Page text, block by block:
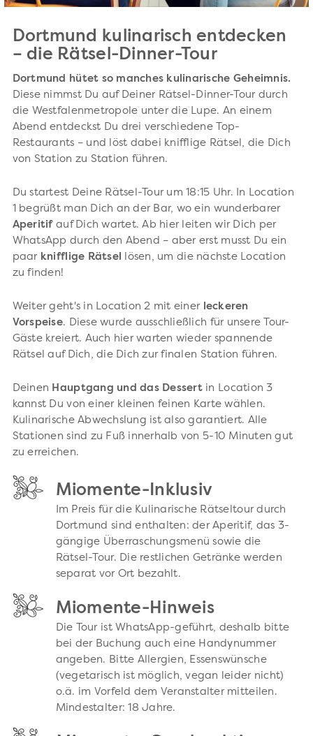
Dortmund kulinarisch entdecken
– die Rätsel-Dinner-Tour
Dortmund hütet so manches kulinarische Geheimnis.
Diese nimmst Du auf Deiner Rätsel-Dinner-Tour durch
die Westfalenmetropole unter die Lupe. An einem
Abend entdeckst Du drei verschiedene Top-
Restaurants – und löst dabei knifflige Rätsel, die Dich
von Station zu Station führen.
Du startest Deine Rätsel-Tour um 18:15 Uhr. In Location
1 begrüßt man Dich an der Bar, wo ein wunderbarer
Aperitifauf Dich wartet. Ab hier leiten wir Dich per
WhatsApp durch den Abend – aber erst musst Du ein
paar knifflige Rätsel lösen, um die nächste Location
zu finden!
Weiter geht's in Location 2 mit einer leckeren
Vorspeise. Diese wurde ausschließlich für unsere Tour-
Gäste kreiert. Auch hier warten wieder spannende
Rätsel auf Dich, die Dich zur finalen Station führen.
Deinen Hauptgang und das Dessertin Location 3
kannst Du von einer kleinen feinen Karte wählen.
Kulinarische Abwechslung ist also garantiert. Alle
Stationen sind zu Fuß innerhalb von 5-10 Minuten gut
zu erreichen.
Miomente-Inklusiv
Im Preis für die Kulinarische Rätseltour durch
Dortmund sind enthalten: der Aperitif, das 3-
gängige Überraschungsmenü sowie die
Rätsel-Tour. Die restlichen Getränke werden
separat vor Ort bezahlt.
Miomente-Hinweis
Die Tour ist WhatsApp-geführt, deshalb bitte
bei der Buchung auch eine Handynummer
angeben. Bitte Allergien, Essenswünsche
(vegetarisch ist möglich, vegan leider nicht)
o.ä. im Vorfeld dem Veranstalter mitteilen.
Mindestalter: 18 Jahre.